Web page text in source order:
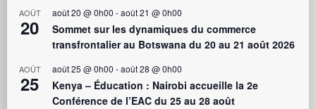
AOÛT
20
août 20 @ 0h00 -août 21 @ 0h00
Sommet sur les dynamiques du commerce
transfrontalier au Botswana du 20 au 21 août 2026
AOÛT
25
août 25 @ 0h00 -août 28 @ 0h00
Kenya – Éducation : Nairobi accueille la 2e
Conférence de l’EAC du 25 au 28 août